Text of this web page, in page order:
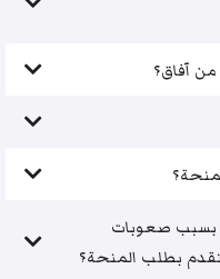
آفاق؟
بسبب صعوبات
بطلب المنحة؟